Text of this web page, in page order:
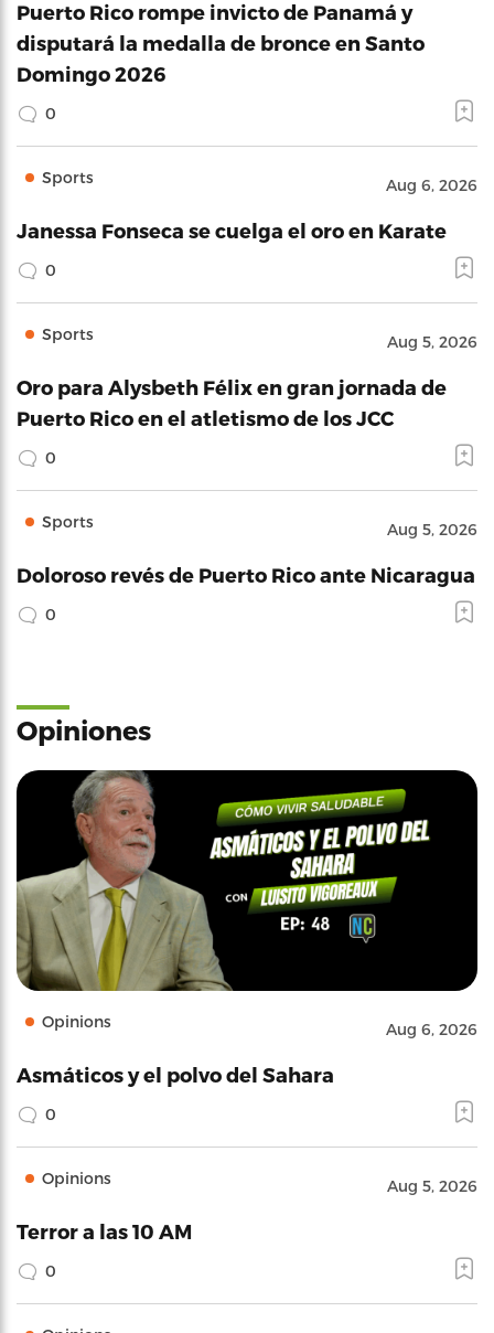
Puerto Rico rompe invicto de Panamá y
disputará la medalla de bronce en Santo
Domingo 2026
0
Sports Aug 6, 2026
Janessa Fonseca se cuelga el oro en Karate
0
Sports Aug 5, 2026
Oro para Alysbeth Félix en gran jornada de
Puerto Rico en el atletismo de los JCC
0
Sports Aug 5, 2026
Doloroso revés de Puerto Rico ante Nicaragua
0
Opiniones
Opinions Aug 6, 2026
Asmáticos y el polvo del Sahara
0
Opinions Aug 5, 2026
Terror a las 10 AM
0